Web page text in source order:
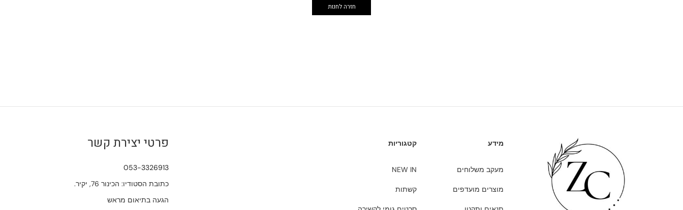
חזרה לחנות
מידע
מעקב משלוחים
מוצרים מועדפים
קטגוריות
NEW IN
קשתות
פרטי יצירת קשר
053-3326913
כתובת הסטודיו: הכינור 76, יקיר.
הגעה בתיאום מראש